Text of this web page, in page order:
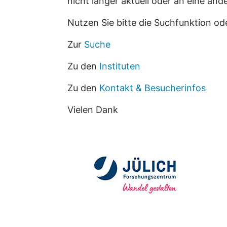
Nutzen Sie bitte die Suchfunktion
Zur Suche
Zu den Instituten
Zu den Kontakt & Besucherinfos
Vielen Dank